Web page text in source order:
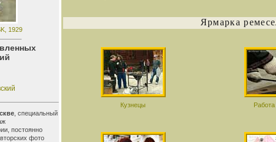
1929
, специальный
постоянно
фото
Ярмарка
Кузнецы